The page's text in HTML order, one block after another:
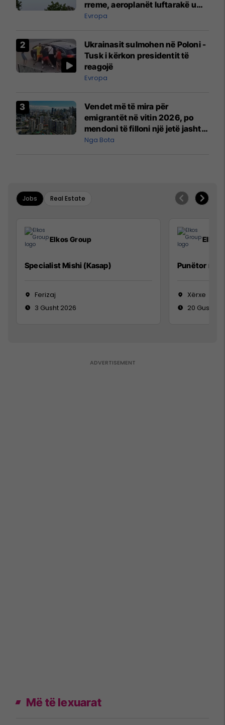
rreme, aeroplanët luftarakë u
ngritën në ajër për të
Mançesterit
Evropa
Ukrainasit sulmohen në Poloni -
Tusk i kërkon presidentit të
reagojë
Evropa
Vendet më të mira për
emigrantët në vitin 2026, po
mendoni të filloni një jetë jashtë
vendit?
Nga Bota
Jobs Real Estate
Elkos Group
Specialist Mishi (Kasap)
Ferizaj
3 Gusht 2026
Elkos
Punëtor në
Xërxe
20 Gusht
Më të lexuarat